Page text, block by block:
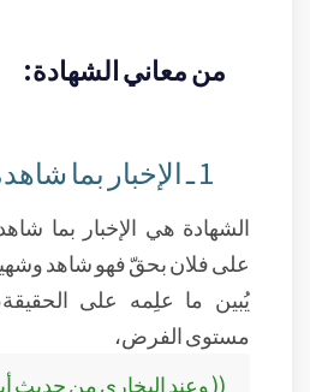
من معاني الشهادة:
1 ـ الإخبار بما شاهده المرء:
الشهادة هي الإخبار بما
على فلان بحقّ فهو شاهد
يُبين ما علِمه على
مستوى الفرض،
(( وعند البخاري من حديث